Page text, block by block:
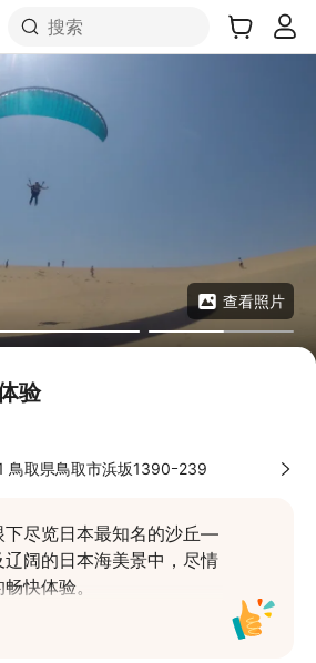
搜索
查看照片
验
鳥取県鳥取市浜坂1390ｰ239
下尽览日本最知名的沙丘—
阔的日本海美景中，尽情
快体验。
易上手的运动，没有年龄